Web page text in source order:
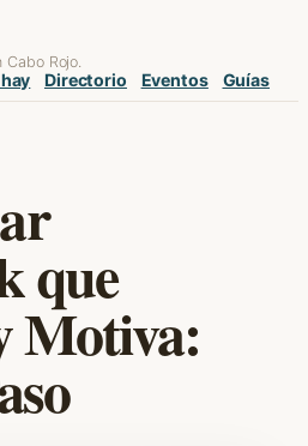
Cabo Rojo.
Directorio Eventos Guías
que
Motiva: